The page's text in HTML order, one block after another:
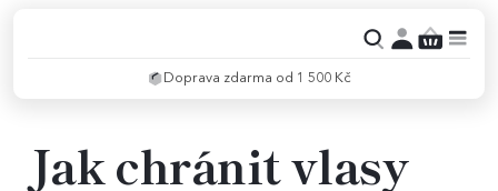
Doprava zdarma od 1 500 Kč
Jak chránit vlasy